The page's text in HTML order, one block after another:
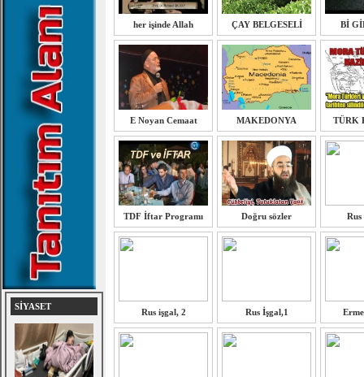
SİYASET
her işinde Allah ÇAY BELGESELİ Bİ
E Noyan Cemaat MAKEDONYA TÜRK
TDF İftar Programı Doğru sözler Rus
Rus işgal, 2 Rus İşgal,1